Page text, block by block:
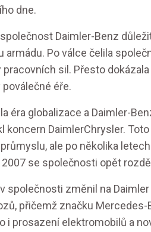
dne.
Daimler-Benz
Po válce čelila
sil. Přesto
éře.
éra globalizace a Daimler-
koncern DaimlerChrysler.
ale po několika
se společnosti opět
společnosti změnil na
přičemž značku Mercedes-
i prosazení elektromobilů a